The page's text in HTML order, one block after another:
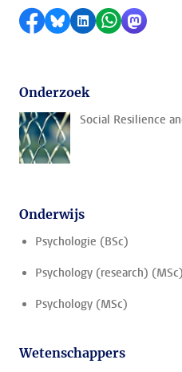
Delen op Facebook
Delen via Bluesky
Delen opDelen via
Delen
Onderzoek
Social Resilience
Onderwijs
Psychologie (BSc)
Psychology (research) (MSc)
Psychology (MSc)
Wetenschappers